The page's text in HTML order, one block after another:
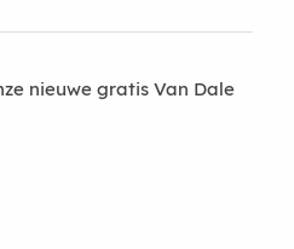
nieuwe gratis Van Dale